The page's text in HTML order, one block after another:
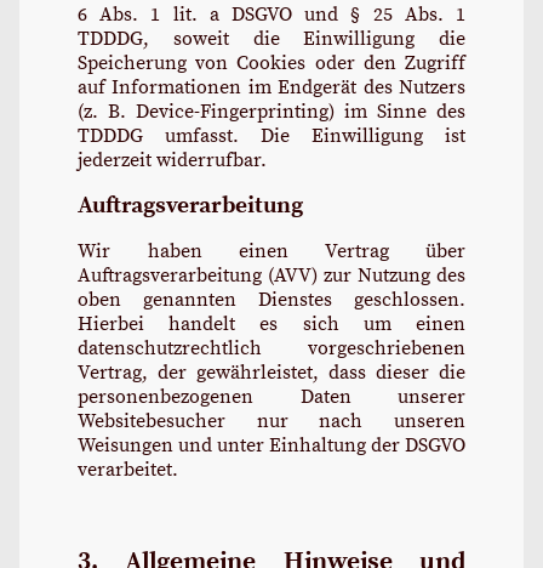
6 Abs. 1 lit. a DSGVO und § 25 Abs. 1
TDDDG, soweit die Einwilligung die
Speicherung von Cookies oder den Zugriff
auf Informationen im Endgerät des Nutzers
(z. B. Device-Fingerprinting) im Sinne des
TDDDG umfasst. Die Einwilligung ist
jederzeit widerrufbar.
Auftragsverarbeitung
Wir haben einen Vertrag über
Auftragsverarbeitung (AVV) zur Nutzung des
oben genannten Dienstes geschlossen.
Hierbei handelt es sich um einen
datenschutzrechtlich vorgeschriebenen
Vertrag, der gewährleistet, dass dieser die
personenbezogenen Daten unserer
Websitebesucher nur nach unseren
Weisungen und unter Einhaltung der DSGVO
verarbeitet.
3. Allgemeine Hinweise und